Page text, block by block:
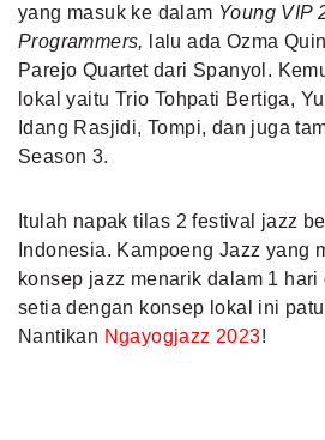
yang masuk ke dalam Young VIP
Programmers,
lalu ada Ozma
Parejo Quartet dari Spanyol.
lokal yaitu Trio Tohpati Bertiga,
Idang Rasjidi, Tompi, dan juga
Season 3.
Itulah napak tilas 2 festival jazz
Indonesia. Kampoeng Jazz yang
konsep jazz menarik dalam 1
setia dengan konsep lokal ini
Nantikan Ngayogjazz 2023!